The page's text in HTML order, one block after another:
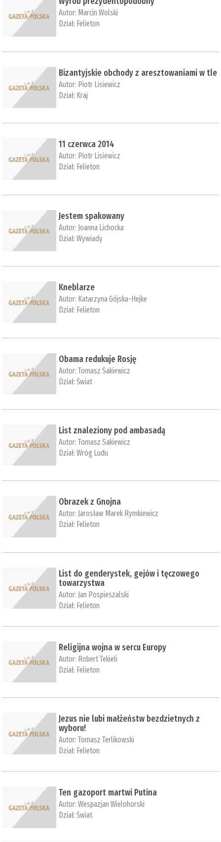
Autor: Marcin Wolski
Dział: Felieton
Bizantyjskie obchody z aresztowaniami w tle
Autor: Piotr Lisiewicz
Dział: Kraj
11 czerwca 2014
Autor: Piotr Lisiewicz
Dział: Felieton
Jestem spakowany
Autor: Joanna Lichocka
Dział:Wywiady
Kneblarze
Autor: Katarzyna Gójska-Hejke
Dział: Felieton
Obama redukuje Rosję
Autor:Tomasz Sakiewicz
Dział:Świat
List znaleziony pod ambasadą
Autor:Tomasz Sakiewicz
Dział:Wróg Ludu
Obrazek z Gnojna
Autor: Jarosław Marek Rymkiewicz
Dział: Felieton
List do genderystek, gejów i tęczowego
towarzystwa
Autor: Jan Pospieszalski
Dział: Felieton
Religijna wojna w sercu Europy
Autor: Robert Tekieli
Dział: Felieton
Jezus nie lubi małżeństw bezdzietnych z
wyboru!
Autor:Tomasz Terlikowski
Dział: Felieton
Ten gazoport martwi Putina
Autor:Wespazjan Wielohorski
Dział:Świat